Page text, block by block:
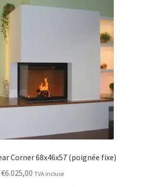
Corner 68x46x57 (poignée fixe)
€6.025,00 TVA incluse